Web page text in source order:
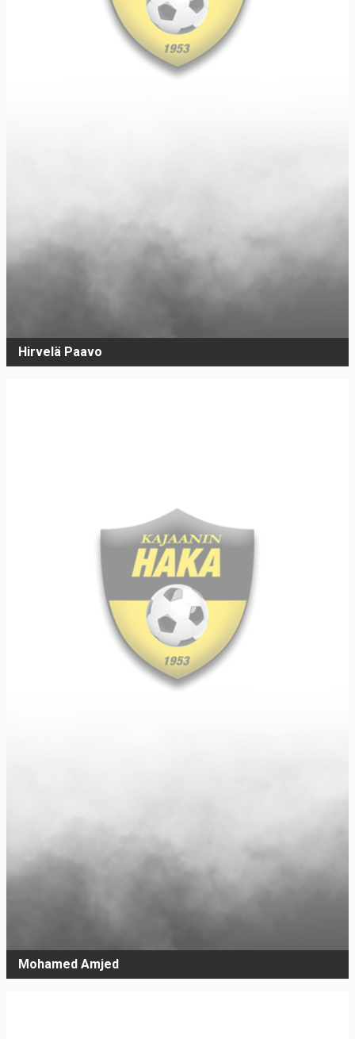
Hirvelä Paavo
Mohamed Amjed